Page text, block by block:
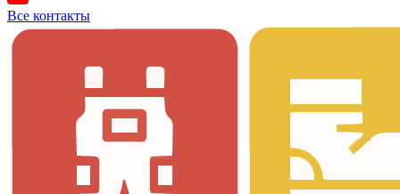
Все контакты